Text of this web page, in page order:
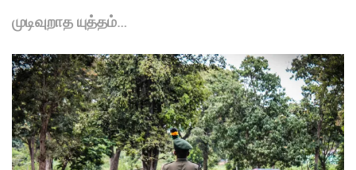
முடிவுறாத யுத்தம்…